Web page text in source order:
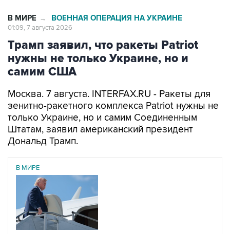
В МИРЕ → ВОЕННАЯ ОПЕРАЦИЯ НА УКРАИНЕ
01:09, 7 августа 2026
Трамп заявил, что ракеты Patriot
нужны не только Украине, но и
самим США
Москва. 7 августа. INTERFAX.RU - Ракеты для
зенитно-ракетного комплекса Patriot нужны не
только Украине, но и самим Соединенным
Штатам, заявил американский президент
Дональд Трамп.
В МИРЕ